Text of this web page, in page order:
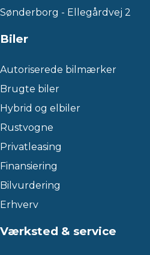
Sønderborg - Ellegårdvej 2
Biler
Autoriserede bilmærker
Brugte biler
Hybrid og elbiler
Rustvogne
Privatleasing
Finansiering
Bilvurdering
Erhverv
Værksted & service